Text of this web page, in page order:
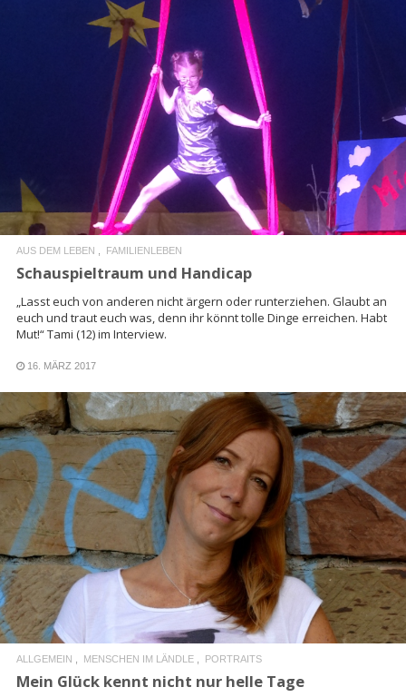
READ MORE
AUS DEM LEBEN FAMILIENLEBEN
Schauspieltraum und Handicap
„Lasst euch von anderen nicht ärgern oder runterziehen. Glaubt an
euch und traut euch was, denn ihr könnt tolle Dinge erreichen. Habt
Mut!“ Tami (12) im Interview.
16. MÄRZ 2017
READ MORE
ALLGEMEIN MENSCHEN IM LÄNDLE PORTRAITS
Mein Glück kennt nicht nur helle Tage